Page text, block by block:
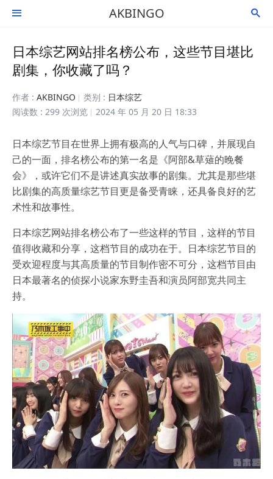
 AKBINGO 
日本综艺网站排名榜公布，这些节目堪比
剧集，你收藏了吗？
作者 : AKBINGO 类别 : 日本综艺
阅读数 : 299 次浏览
2024 年 05 月 20 日 18:33
日本综艺节目在世界上拥有极高的人气与口碑，并展现自
己的一面，排名榜公布的第一名是《阿部&草薙的晚餐
会》，或许它们不是讲述真实故事的剧集。尤其是那些堪
比剧集的高质量综艺节目更是备受青睐，还具备良好的艺
术性和故事性。
日本综艺网站排名榜公布了一些这样的节目，这样的节目
值得收藏和分享，这档节目的成功在于。日本综艺节目的
受欢迎程度与其高质量的节目制作密不可分，这档节目由
日本最著名的侦探小说家东野圭吾和演员阿部宽共同主
持。